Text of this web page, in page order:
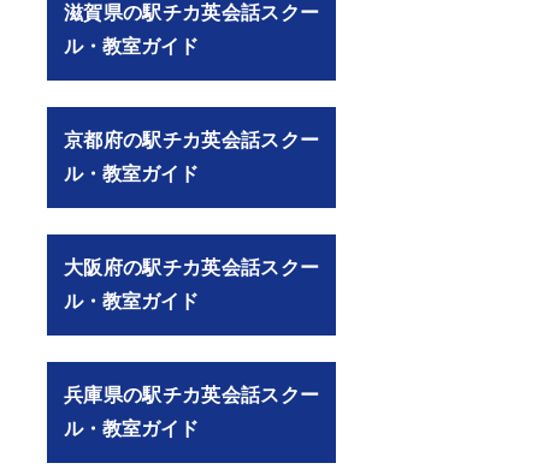
滋賀県の駅チカ英会話スクー
ル・教室ガイド
京都府の駅チカ英会話スクー
ル・教室ガイド
大阪府の駅チカ英会話スクー
ル・教室ガイド
兵庫県の駅チカ英会話スクー
ル・教室ガイド